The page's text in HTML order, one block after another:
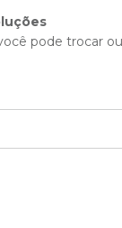
pode trocar